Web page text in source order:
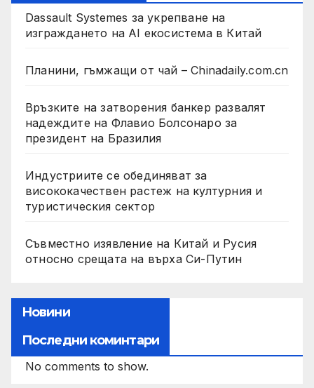
Dassault Systemes за укрепване на
изграждането на AI екосистема в Китай
Планини, гъмжащи от чай – Chinadaily.com.cn
Връзките на затворения банкер развалят
надеждите на Флавио Болсонаро за
президент на Бразилия
Индустриите се обединяват за
висококачествен растеж на културния и
туристическия сектор
Съвместно изявление на Китай и Русия
относно срещата на върха Си-Путин
Новини
Последни коминтари
No comments to show.